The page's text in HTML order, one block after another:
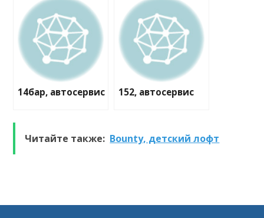
14бар, автосервис 152, автосервис
Читайте также: Bounty, детский лофт